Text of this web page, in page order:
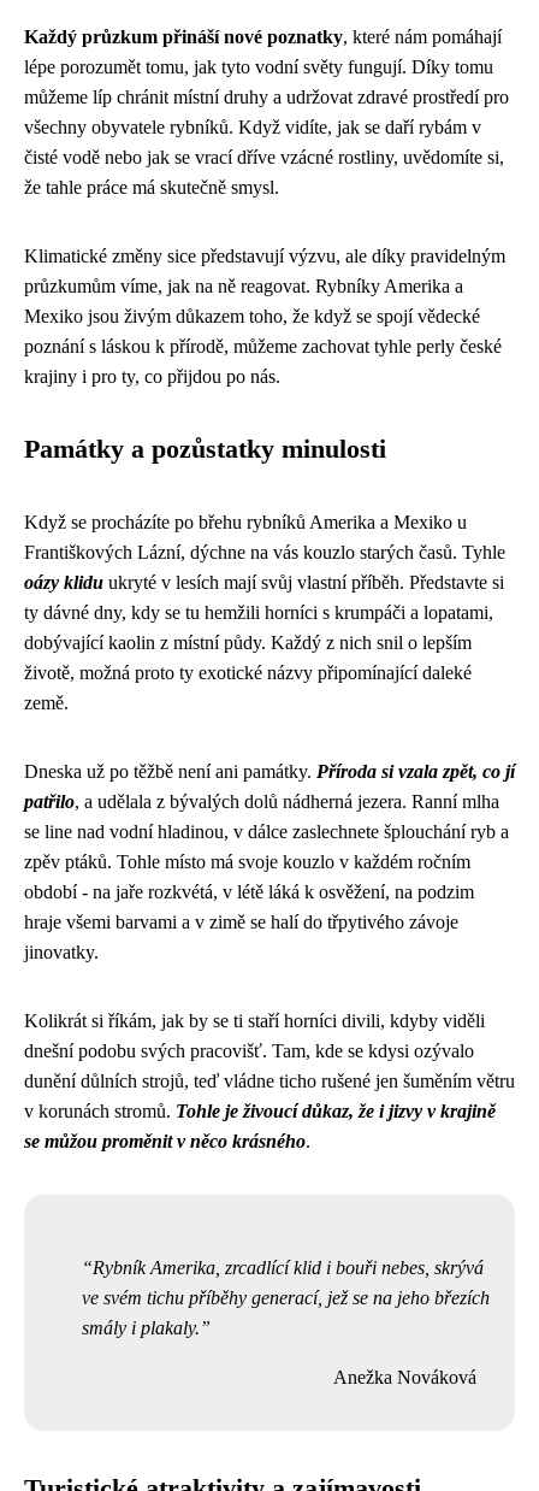
Každý průzkum přináší nové poznatky, které nám pomáhají
lépe porozumět tomu, jak tyto vodní světy fungují. Díky tomu
můžeme líp chránit místní druhy a udržovat zdravé prostředí pro
všechny obyvatele rybníků. Když vidíte, jak se daří rybám v
čisté vodě nebo jak se vrací dříve vzácné rostliny, uvědomíte si,
že tahle práce má skutečně smysl.
Klimatické změny sice představují výzvu, ale díky pravidelným
průzkumům víme, jak na ně reagovat. Rybníky Amerika a
Mexiko jsou živým důkazem toho, že když se spojí vědecké
poznání s láskou k přírodě, můžeme zachovat tyhle perly české
krajiny i pro ty, co přijdou po nás.
Památky a pozůstatky minulosti
Když se procházíte po břehu rybníků Amerika a Mexiko u
Františkových Lázní, dýchne na vás kouzlo starých časů. Tyhle
oázy klidu ukryté v lesích mají svůj vlastní příběh. Představte si
ty dávné dny, kdy se tu hemžili horníci s krumpáči a lopatami,
dobývající kaolin z místní půdy. Každý z nich snil o lepším
životě, možná proto ty exotické názvy připomínající daleké
země.
Dneska už po těžbě není ani památky. Příroda si vzala zpět, co jí
patřilo, a udělala z bývalých dolů nádherná jezera. Ranní mlha
se line nad vodní hladinou, v dálce zaslechnete šplouchání ryb a
zpěv ptáků. Tohle místo má svoje kouzlo v každém ročním
období - na jaře rozkvétá, v létě láká k osvěžení, na podzim
hraje všemi barvami a v zimě se halí do třpytivého závoje
jinovatky.
Kolikrát si říkám, jak by se ti staří horníci divili, kdyby viděli
dnešní podobu svých pracovišť. Tam, kde se kdysi ozývalo
dunění důlních strojů, teď vládne ticho rušené jen šuměním větru
v korunách stromů. Tohle je živoucí důkaz, že i jizvy v krajině
se můžou proměnit v něco krásného.
Rybník Amerika, zrcadlící klid i bouři nebes, skrývá
ve svém tichu příběhy generací, jež se na jeho březích
smály i plakaly.
Anežka Nováková